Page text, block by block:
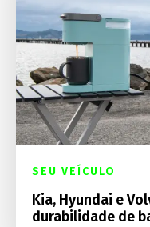
SEU VEÍCULO
Kia, Hyundai e
durabilidade de